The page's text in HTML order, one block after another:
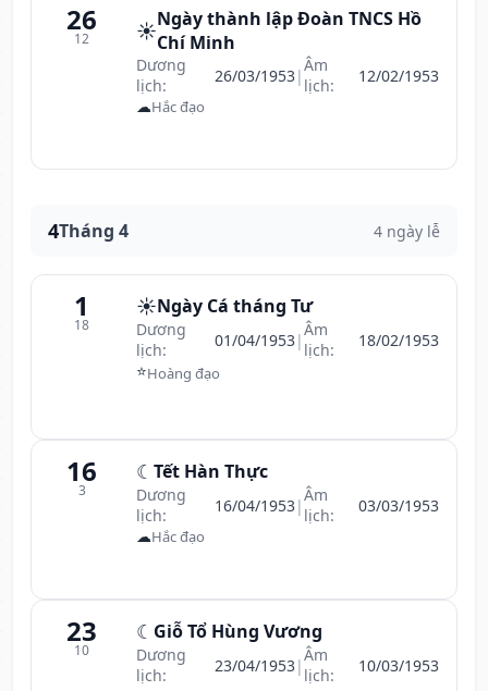
26
12 ☀️Ngày thành lập Đoàn TNCS Hồ
Chí Minh
Dương
lịch:
26/03/1953|Âm
lịch:
12/02/1953
☁Hắc đạo
4Tháng 4 4 ngày lễ
1
18
☀️Ngày Cá tháng Tư
Dương
lịch:
01/04/1953|Âm
lịch:
18/02/1953
⭐Hoàng đạo
16
3
☾ Tết Hàn Thực
Dương
lịch:
16/04/1953|Âm
lịch:
03/03/1953
☁Hắc đạo
23
10
☾ Giỗ Tổ Hùng Vương
Dương
lịch:
23/04/1953|Âm
lịch:
10/03/1953